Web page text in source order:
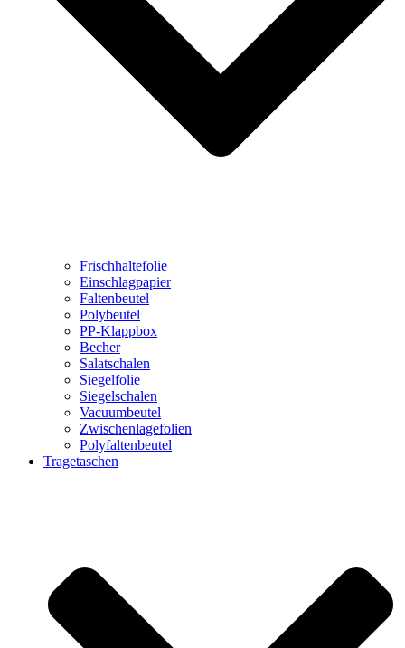
Frischhaltefolie
Einschlagpapier
Faltenbeutel
Polybeutel
PP-Klappbox
Becher
Salatschalen
Siegelfolie
Siegelschalen
Vacuumbeutel
Zwischenlagefolien
Polyfaltenbeutel
Tragetaschen